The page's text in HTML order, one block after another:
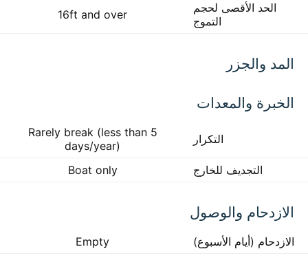
الحد الأقصى لحجم
التموج
16ft and over
المد والجزر
الخبرة والمعدات
التكرار
Rarely break (less than 5
days/year)
التجديف للخارج
Boat only
الازدحام والوصول
الازدحام (أيام الأسبوع)
Empty